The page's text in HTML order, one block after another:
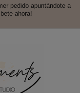
pedido apuntándote a
ahora!